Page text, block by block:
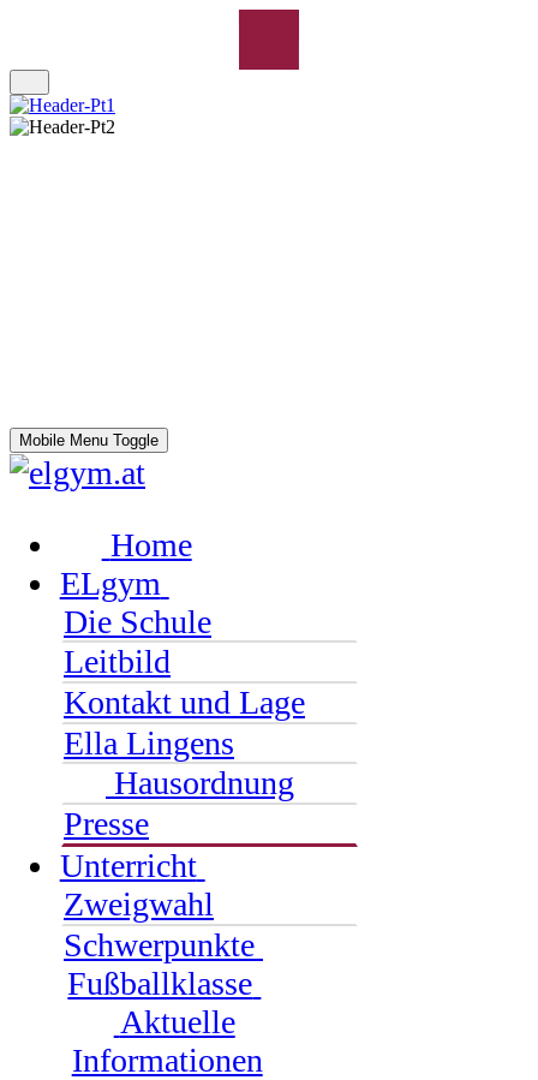
Mobile Menu Toggle
Home
ELgym
Die Schule
Leitbild
Kontakt und Lage
Ella Lingens
Hausordnung
Presse
Unterricht
Zweigwahl
Schwerpunkte
Fußballklasse
Aktuelle
Informationen